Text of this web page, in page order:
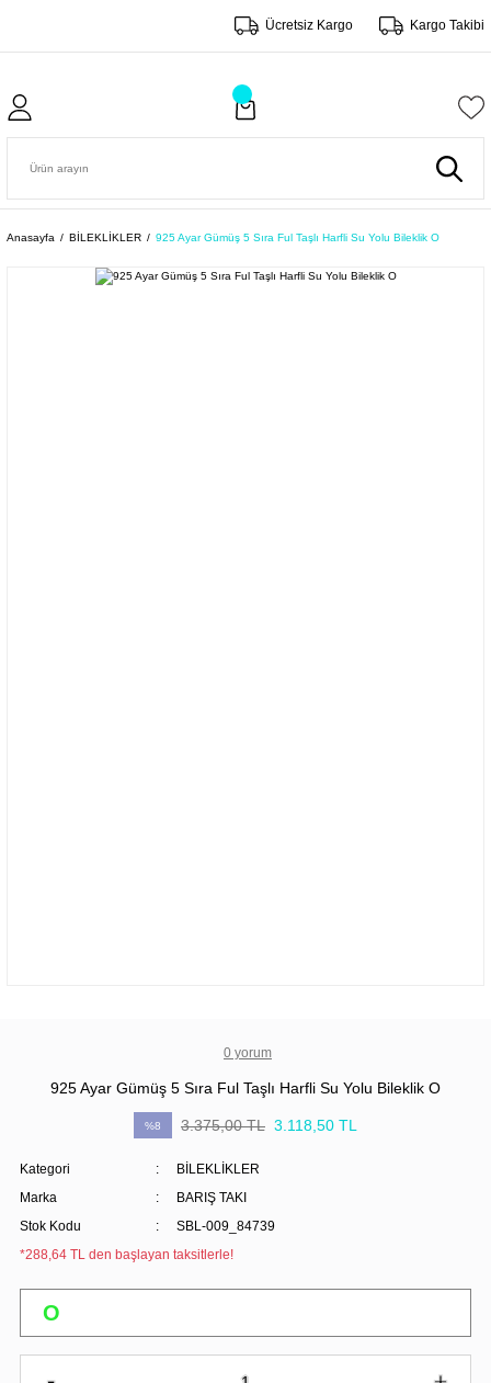
Ücretsiz Kargo Kargo Takibi
Anasayfa BİLEKLİKLER 925 Ayar Gümüş 5 Sıra Ful Taşlı Harfli Su Yolu Bileklik O
0 yorum
925 Ayar Gümüş 5 Sıra Ful Taşlı Harfli Su Yolu Bileklik O
%8 3.375,00 TL 3.118,50 TL
Kategori
BİLEKLİKLER
Marka
BARIŞ TAKI
Stok Kodu
SBL-009_84739
*288,64 TL den başlayan taksitlerle!